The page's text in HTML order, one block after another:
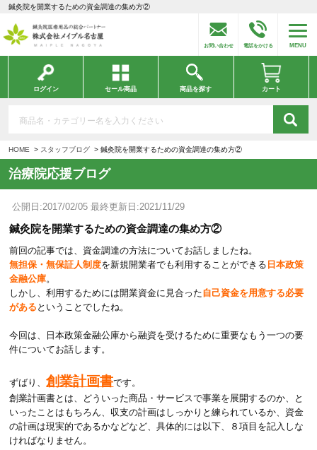
鍼灸院を開業するための資金調達の集め方②
お問い合わせ 電話をかける MENU
ログイン セール商品 商品を探す カート
HOME スタッフブログ 鍼灸院を開業するための資金調達の集め方②
治療院応援ブログ
公開日:2017/02/05 最終更新日:2021/11/29
鍼灸院を開業するための資金調達の集め方②
前回の記事では、資金調達の方法についてお話しましたね。
無担保・無保証人制度を新規開業者でも利用することができる 日本政策
金融公庫。
しかし、利用するためには開業資金に見合った自己資金を用意する必要
がある ということでしたね。
今回は、日本政策金融公庫から融資を受けるために重要なもう一つの要
件についてお話します。
ずばり、創業計画書です。
創業計画書とは、どういった商品・サービスで事業を展開するのか、と
いったことはもちろん、収支の計画はしっかりと練られているか、資金
の計画は現実的であるかなどなど、具体的には以下、８項目を記入しな
ければなりません。